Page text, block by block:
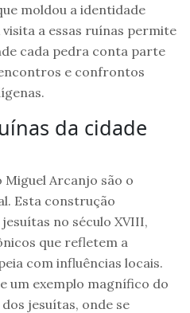
moldou a identidade
a essas ruínas permite
cada pedra conta parte
e confrontos
da cidade
Miguel Arcanjo são o
Esta construção
no século XVIII,
que refletem a
com influências locais.
um exemplo magnífico do
jesuítas, onde se